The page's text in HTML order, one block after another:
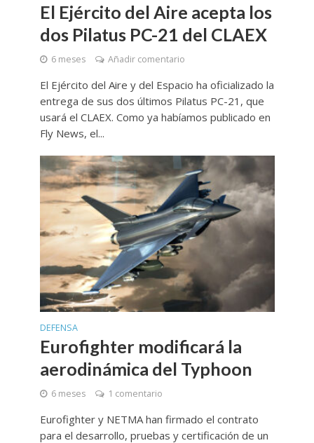
El Ejército del Aire acepta los
dos Pilatus PC-21 del CLAEX
6 meses Añadir comentario
El Ejército del Aire y del Espacio ha oficializado la
entrega de sus dos últimos Pilatus PC-21, que
usará el CLAEX. Como ya habíamos publicado en
Fly News, el...
DEFENSA
Eurofighter modificará la
aerodinámica del Typhoon
6 meses 1 comentario
Eurofighter y NETMA han firmado el contrato
para el desarrollo, pruebas y certificación de un